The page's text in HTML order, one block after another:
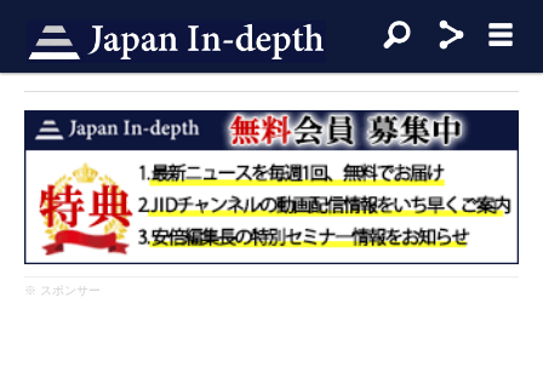
※ スポンサー